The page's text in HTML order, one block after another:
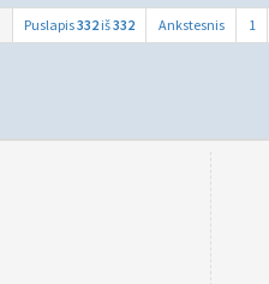
Puslapis332 iš332 Ankstesnis 1